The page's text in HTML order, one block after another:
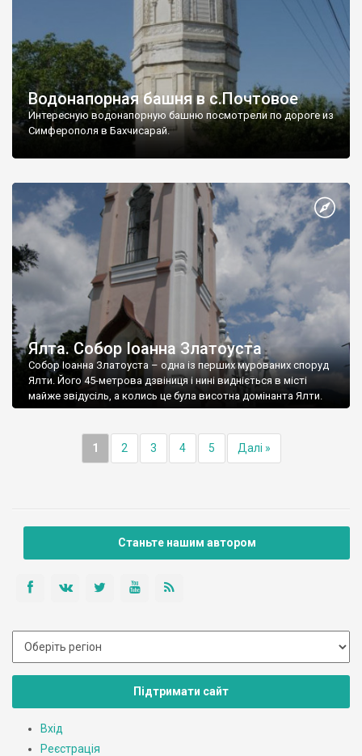
Водонапорная башня в с.Почтовое
Интересную водонапорную башню посмотрели по дороге из
Симферополя в Бахчисарай.
Ялта. Собор Іоанна Златоуста
Собор Іоанна Златоуста – одна із перших мурованих споруд
Ялти. Його 45-метрова дзвіниця і нині видніється в місті
майже звідусіль, а колись це була висотна домінанта Ялти.
1 2 3 4 5 Далі »
Станьте нашим автором
Підтримати сайт
Вхід
Реєстрація